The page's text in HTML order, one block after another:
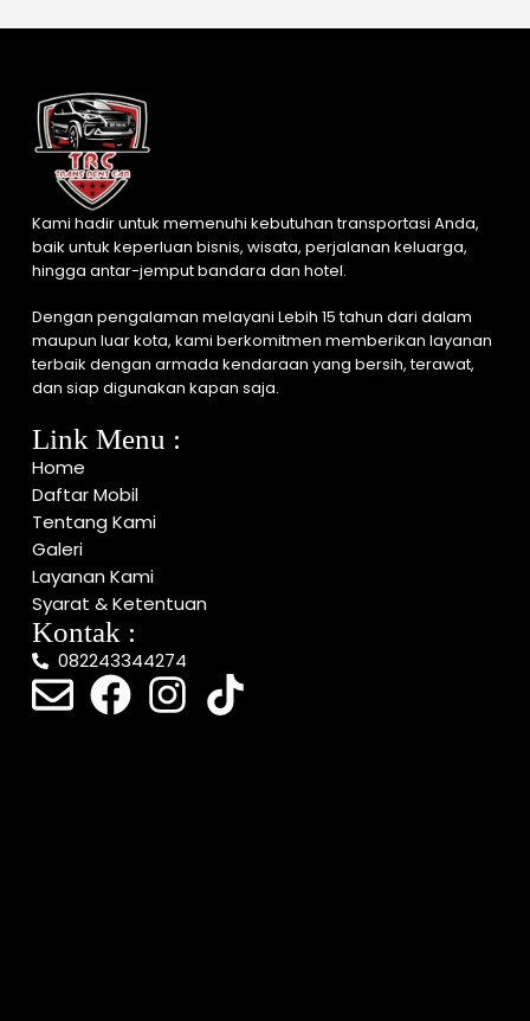
Kami hadir untuk memenuhi kebutuhan transportasi Anda,
baik untuk keperluan bisnis, wisata, perjalanan keluarga,
hingga antar-jemput bandara dan hotel.
Dengan pengalaman melayani Lebih 15 tahun dari dalam
maupun luar kota, kami berkomitmen memberikan layanan
terbaik dengan armada kendaraan yang bersih, terawat,
dan siap digunakan kapan saja.
Link Menu :
Home
Daftar Mobil
Tentang Kami
Galeri
Layanan Kami
Syarat & Ketentuan
Kontak :
082243344274